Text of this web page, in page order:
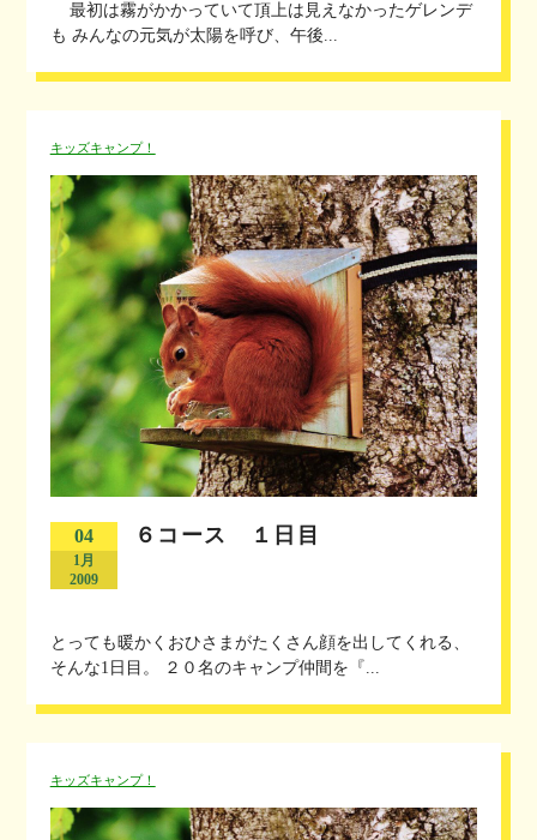
最初は霧がかかっていて頂上は見えなかったゲレンデ
も みんなの元気が太陽を呼び、午後...
キッズキャンプ！
04
1月
2009
６コース １日目
とっても暖かくおひさまがたくさん顔を出してくれる、
そんな1日目。 ２０名のキャンプ仲間を『...
キッズキャンプ！